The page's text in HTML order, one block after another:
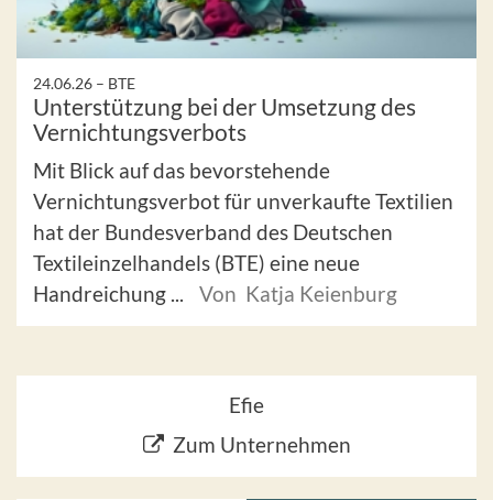
24.06.26 – BTE
Unterstützung bei der Umsetzung des
Vernichtungsverbots
Mit Blick auf das bevorstehende
Vernichtungsverbot für unverkaufte Textilien
hat der Bundesverband des Deutschen
Textileinzelhandels (BTE) eine neue
Handreichung ...
Von Katja Keienburg
Efie
Zum Unternehmen